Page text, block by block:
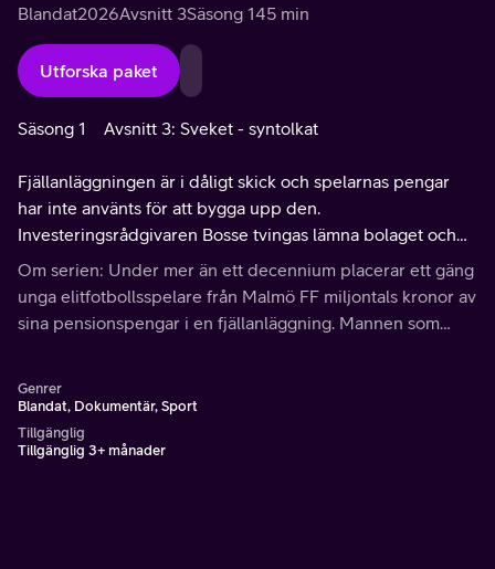
Blandat2026Avsnitt 3Säsong 145 min
Utforska paket
Säsong 1 Avsnitt 3: Sveket - syntolkat
Fjällanläggningen är i dåligt skick och spelarnas pengar
har inte använts för att bygga upp den.
Investeringsrådgivaren Bosse tvingas lämna bolaget och
en ny styrelse tar över i ett försök att rädda verksamheten.
Om serien: Under mer än ett decennium placerar ett gäng
unga elitfotbollsspelare från Malmö FF miljontals kronor av
sina pensionspengar i en fjällanläggning. Mannen som
Genrer
Blandat, Dokumentär, Sport
Tillgänglig
Tillgänglig 3+ månader